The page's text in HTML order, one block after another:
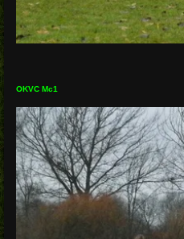
OKVC Mc1